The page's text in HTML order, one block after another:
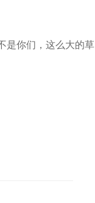
是你们，这么大的草